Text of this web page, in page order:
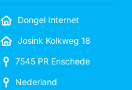
Dongel Internet
Josink Kolkweg 18
7545 PR Enschede
Nederland